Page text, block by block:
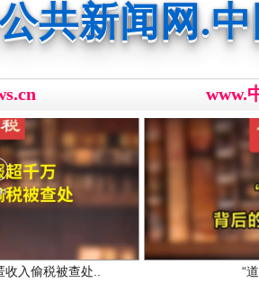
制新闻网.
治新闻网.
院新闻网.
www.
收入偷税被查处.. “